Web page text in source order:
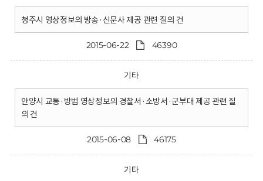
청주시 영상정보의 방송·신문사 제공 관련 질의 건
2015-06-22 46390
기타
안양시 교통·방범 영상정보의 경찰서·소방서·군부대 제공 관련 질
의 건
2015-06-08 46175
기타